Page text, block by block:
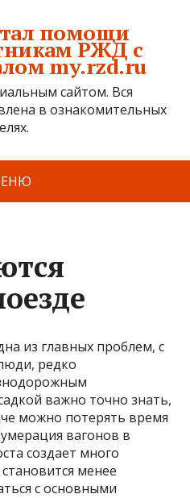
помощи
РЖД с
my.rzd.ru
сайтом. Вся
в ознакомительных
из главных проблем, с
редко
важно точно знать,
можно потерять время
вагонов в
создает много
менее
с основными